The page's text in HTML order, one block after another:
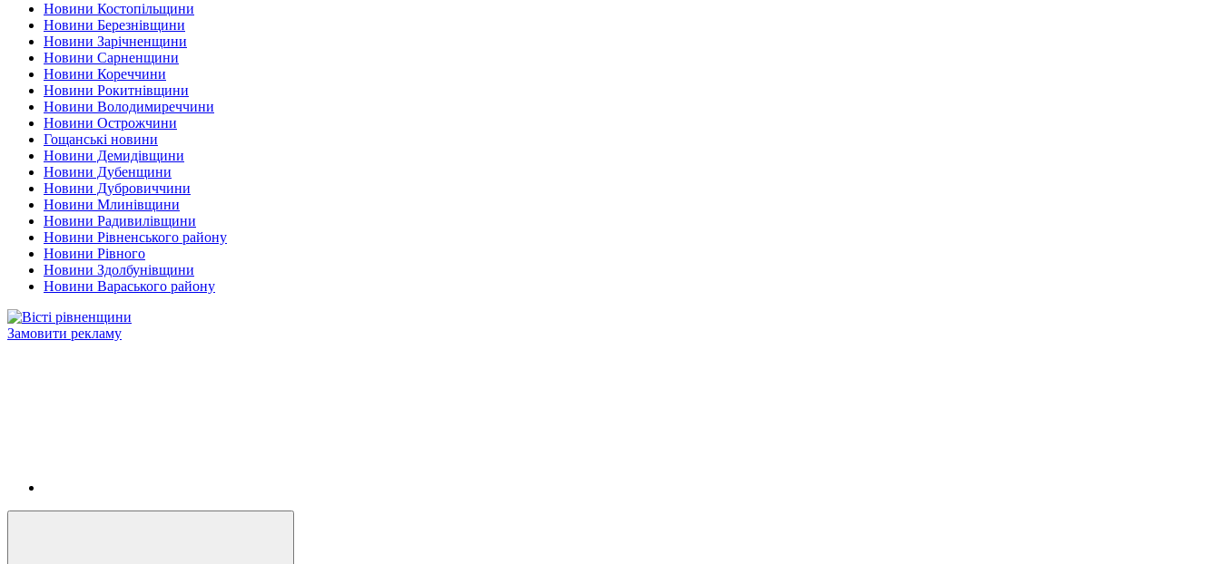
Новини Костопільщини
Новини Березнівщини
Новини Зарічненщини
Новини Сарненщини
Новини Кореччини
Новини Рокитнівщини
Новини Володимиреччини
Новини Острожчини
Гощанські новини
Новини Демидівщини
Новини Дубенщини
Новини Дубровиччини
Новини Млинівщини
Новини Радивилівщини
Новини Рівненського району
Новини Рівного
Новини Здолбунівщини
Новини Вараського району
Замовити рекламу